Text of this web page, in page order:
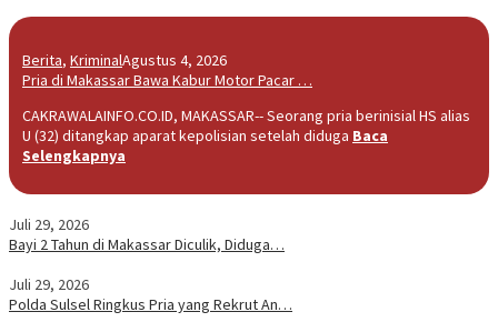
Berita, KriminalAgustus 4, 2026
Pria di Makassar Bawa Kabur Motor Pacar …
CAKRAWALAINFO.CO.ID, MAKASSAR-- Seorang pria berinisial HS alias
U (32) ditangkap aparat kepolisian setelah diduga Baca
Selengkapnya
Juli 29, 2026
Bayi 2 Tahun di Makassar Diculik, Diduga…
Juli 29, 2026
Polda Sulsel Ringkus Pria yang Rekrut An…